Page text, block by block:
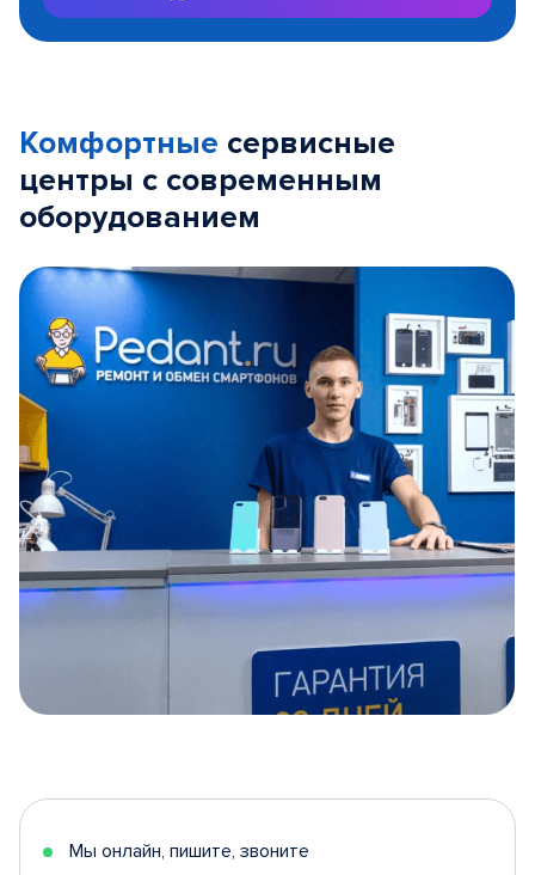
Комфортные сервисные
центры с современным
оборудованием
5
Мы онлайн, пишите, звоните